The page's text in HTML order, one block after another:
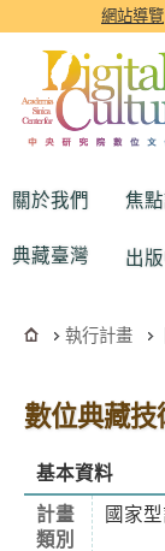
跳到主要內容區塊網站導覽
關於我們 焦
典藏臺灣 出
執行計畫
數位典藏
基本資料
計畫
類別
國家